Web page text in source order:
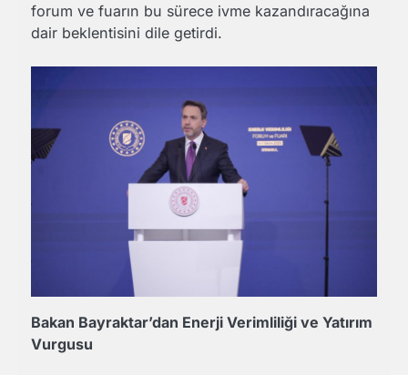
forum ve fuarın bu sürece ivme kazandıracağına
dair beklentisini dile getirdi.
Bakan Bayraktar’dan Enerji Verimliliği ve Yatırım
Vurgusu